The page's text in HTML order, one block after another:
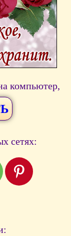
компьютер,
сетях: